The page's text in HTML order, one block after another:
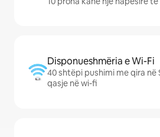
Disponueshmëria e Wi-Fi
40 shtëpi pushimi me qira në
qasje në wi-fi